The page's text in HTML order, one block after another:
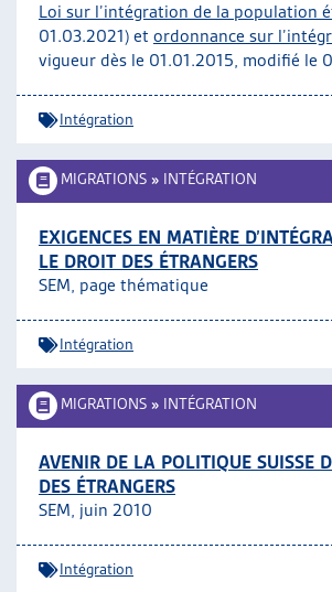
Loi sur l’intégration de la population
01.03.2021) et ordonnance sur
vigueur dès le 01.01.2015, modifié le
Intégration
MIGRATIONS » INTÉGRATION
EXIGENCES EN MATIÈRE
LE DROIT DES ÉTRANGERS
SEM, page thématique
Intégration
MIGRATIONS » INTÉGRATION
AVENIR DE LA POLITIQUE SUISSE
DES ÉTRANGERS
SEM, juin 2010
Intégration